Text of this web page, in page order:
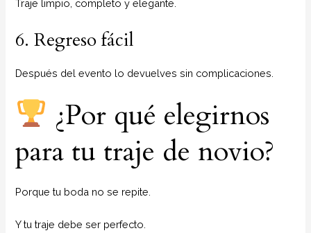
Traje limpio, completo y elegante.
6. Regreso fácil
Después del evento lo devuelves sin complicaciones.
¿Por qué elegirnos
para tu traje de novio?
Porque tu boda no se repite.
Y tu traje debe ser perfecto.